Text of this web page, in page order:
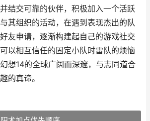
结交可靠的伙伴，积极加入一个活跃
其组织的活动，在遇到表现杰出的队
友申请，逐渐构建起自己的游戏社交
以相互信任的固定小队时雷队的烦恼
想14的全球广阔而深邃，与志同道合
的真谛。